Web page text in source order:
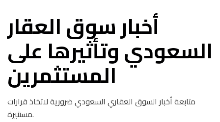
أخبار سوق العقار
السعودي وتأثيرها على
المستثمرين
متابعة أخبار السوق العقاري السعودي ضرورية لاتخاذ قرارات
مستنيرة.